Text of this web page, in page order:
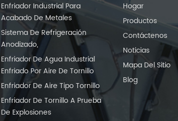
Enfriador Industrial Para
Acabado De Metales
Sistema De Refrigeración
Anodizado,
Enfriador De Agua Industrial
Enfriado Por Aire De Tornillo
Enfriador De Aire Tipo Tornillo
Enfriador De Tornillo A Prueba
De Explosiones
Hogar
Productos
Contáctenos
Noticias
Mapa Del Sitio
Blog